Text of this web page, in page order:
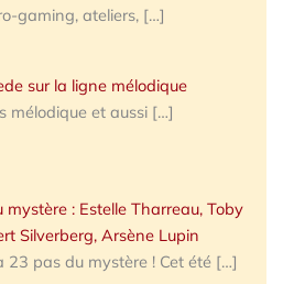
gaming, ateliers, […]
sur la ligne mélodique
mélodique et aussi […]
: Estelle Tharreau, Toby
Silverberg, Arsène Lupin
23 pas du mystère ! Cet été […]